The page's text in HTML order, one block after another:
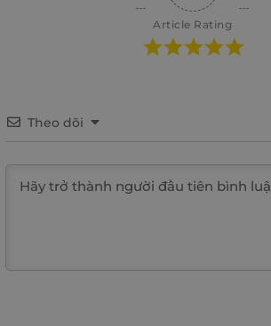
Article Rating
Theo dõi